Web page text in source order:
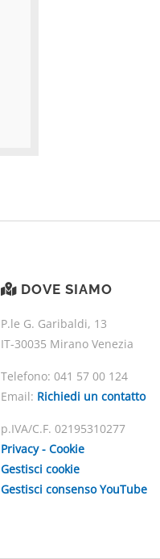
DOVE SIAMO
P.le G. Garibaldi, 13
IT-30035 Mirano Venezia
Telefono: 041 57 00 124
Email: Richiedi un contatto
p.IVA/C.F. 02195310277
Privacy - Cookie
Gestisci cookie
Gestisci consenso YouTube